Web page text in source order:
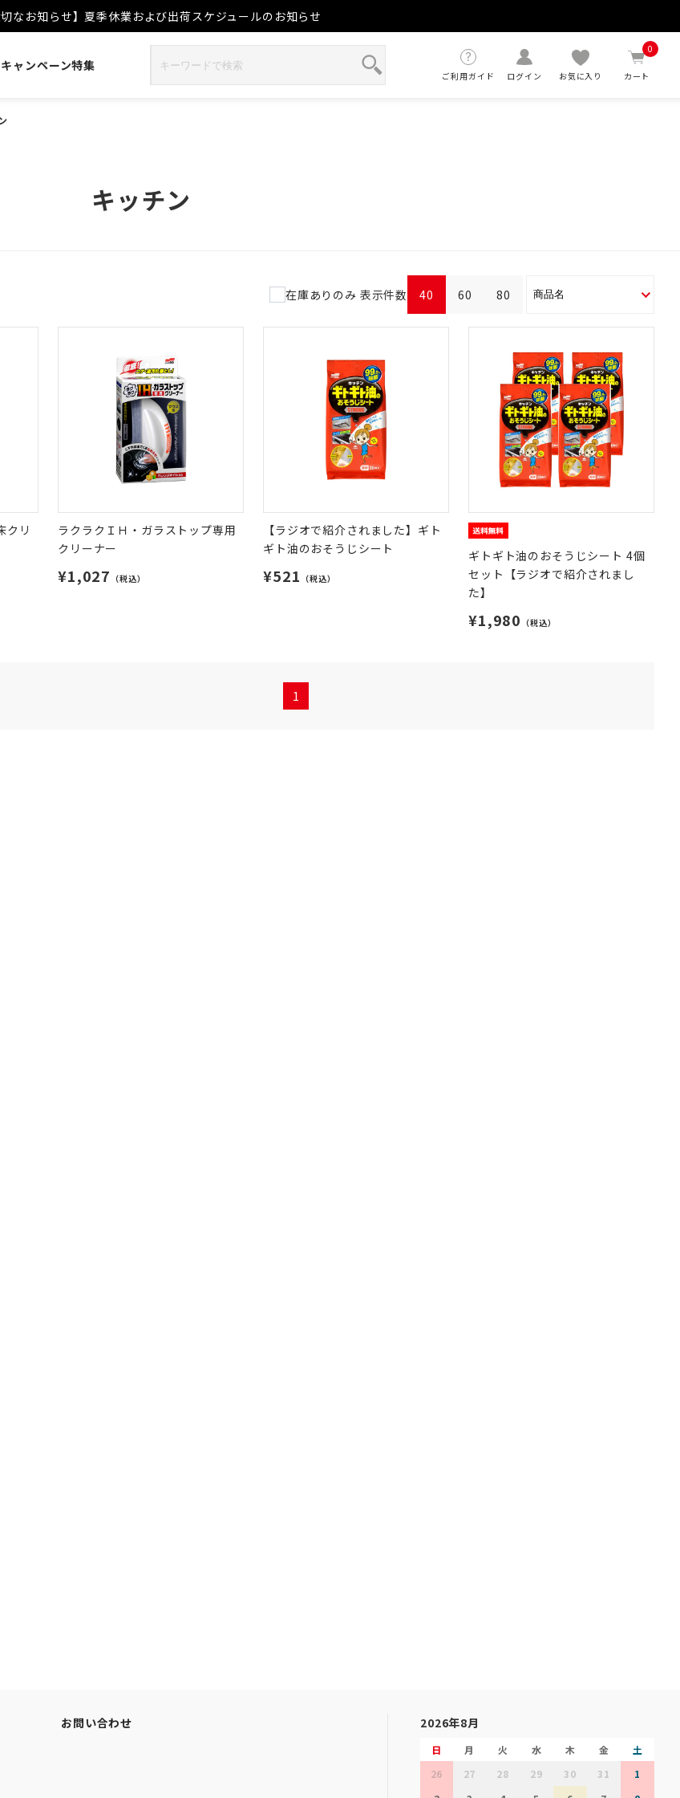
切なお知らせ】夏季休業および出荷スケジュールのお知らせ
キャンペーン特集
ご利用ガイド ログイン お気に入り カート
0
キッチン
在庫ありのみ 表示件数 40 60 80
クリ
ラクラクＩＨ・ガラストップ専用
クリーナー
¥1,027 （税込）
【ラジオで紹介されました】ギト
ギト油のおそうじシート
¥521 （税込）
ギトギト油のおそうじシート 4個
セット【ラジオで紹介されまし
た】
¥1,980 （税込）
1
お問い合わせ 2026年8月
日 月 火 水 木 金
土
26
27 28 29 30 31
1